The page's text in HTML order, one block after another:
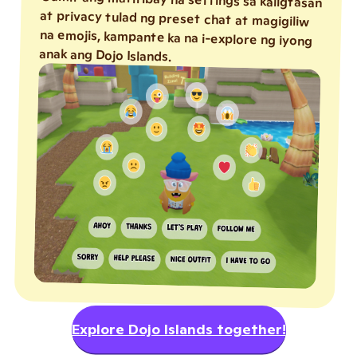
anak ang Dojo Islands.
Explore Dojo Islands together!